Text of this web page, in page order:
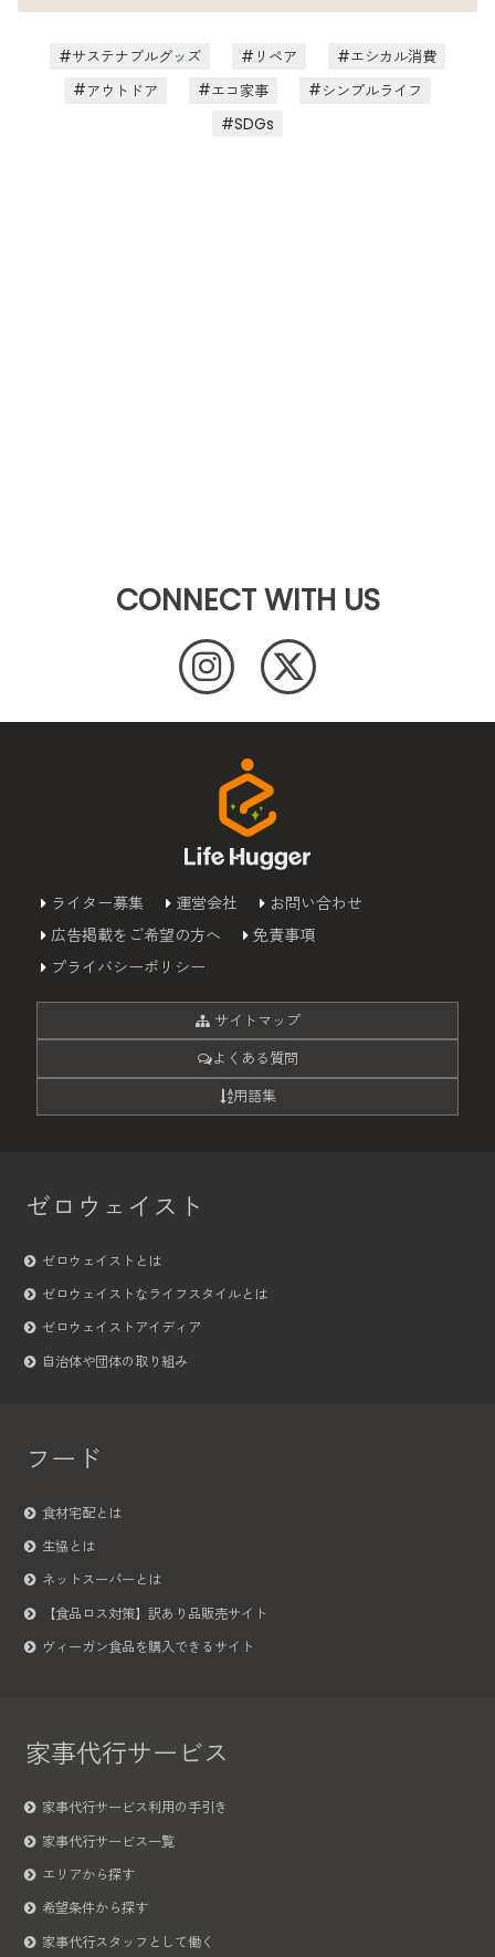
サステナブルグッズ リペア
エシカル消費
アウトドア
エコ家事
シンプルライフ
SDGs
CONNECT WITH US
ライター募集 運営会社
お問い合わせ
広告掲載をご希望の方へ
免責事項
プライバシーポリシー
サイトマップ
よくある質問
用語集
ゼロウェイスト
ゼロウェイストとは
ゼロウェイストなライフスタイルとは
ゼロウェイストアイディア
自治体や団体の取り組み
フード
食材宅配とは
生協とは
ネットスーパーとは
【食品ロス対策】訳あり品販売サイト
ヴィーガン食品を購入できるサイト
家事代行サービス
家事代行サービス利用の手引き
家事代行サービス一覧
エリアから探す
希望条件から探す
家事代行スタッフとして働く